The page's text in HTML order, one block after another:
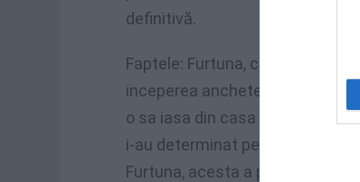
definitivă.
Faptele: Furtuna, casatorit cu
inceperea anchetei, si-a
o sa iasa din casa si sa se
i-au determinat pe judecătorii
Furtuna, acesta a pus-o pe